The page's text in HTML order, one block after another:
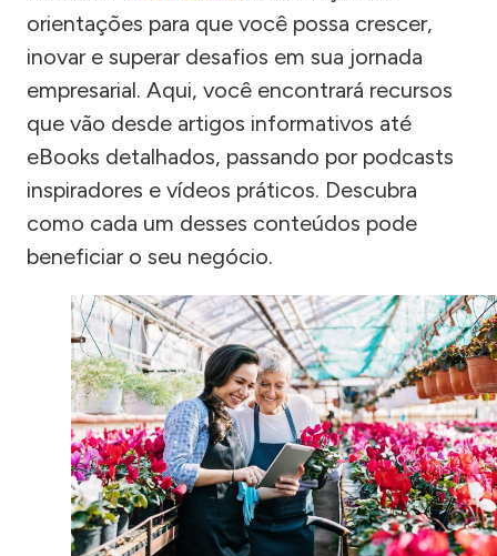
orientações para que você possa crescer,
inovar e superar desafios em sua jornada
empresarial. Aqui, você encontrará recursos
que vão desde artigos informativos até
eBooks detalhados, passando por podcasts
inspiradores e vídeos práticos. Descubra
como cada um desses conteúdos pode
beneficiar o seu negócio.